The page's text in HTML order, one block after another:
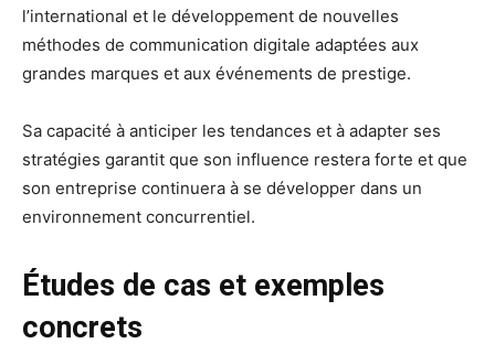
l’international et le développement de nouvelles
méthodes de communication digitale adaptées aux
grandes marques et aux événements de prestige.
Sa capacité à anticiper les tendances et à adapter ses
stratégies garantit que son influence restera forte et que
son entreprise continuera à se développer dans un
environnement concurrentiel.
Études de cas et exemples
concrets